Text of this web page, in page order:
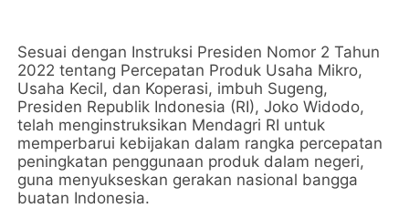
Sesuai dengan Instruksi Presiden Nomor 2 Tahun
2022 tentang Percepatan Produk Usaha Mikro,
Usaha Kecil, dan Koperasi, imbuh Sugeng,
Presiden Republik Indonesia (RI), Joko Widodo,
telah menginstruksikan Mendagri RI untuk
memperbarui kebijakan dalam rangka percepatan
peningkatan penggunaan produk dalam negeri,
guna menyukseskan gerakan nasional bangga
buatan Indonesia.